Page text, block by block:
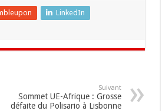
LinkedIn
Suivant
Sommet UE-Afrique : Grosse
défaite du Polisario à Lisbonne